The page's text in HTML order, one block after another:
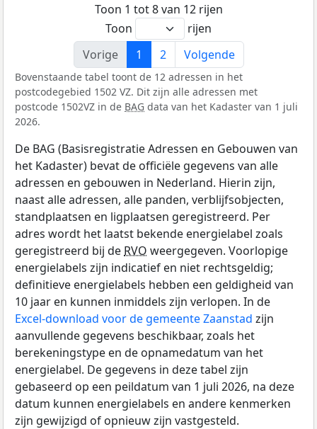
Toon 1 tot 8 van 12 rijen
Toon
rijen
Vorige
1 2 Volgende
Bovenstaande tabel toont de 12 adressen in het
postcodegebied 1502 VZ. Dit zijn alle adressen met
postcode 1502VZ in de BAG data van het Kadaster van 1 juli
2026.
De BAG (Basisregistratie Adressen en Gebouwen van
het Kadaster) bevat de officiële gegevens van alle
adressen en gebouwen in Nederland. Hierin zijn,
naast alle adressen, alle panden, verblijfsobjecten,
standplaatsen en ligplaatsen geregistreerd. Per
adres wordt het laatst bekende energielabel zoals
geregistreerd bij de RVO weergegeven. Voorlopige
energielabels zijn indicatief en niet rechtsgeldig;
definitieve energielabels hebben een geldigheid van
10 jaar en kunnen inmiddels zijn verlopen. In de
Excel-download voor de gemeente Zaanstad zijn
aanvullende gegevens beschikbaar, zoals het
berekeningstype en de opnamedatum van het
energielabel. De gegevens in deze tabel zijn
gebaseerd op een peildatum van 1 juli 2026, na deze
datum kunnen energielabels en andere kenmerken
zijn gewijzigd of opnieuw zijn vastgesteld.